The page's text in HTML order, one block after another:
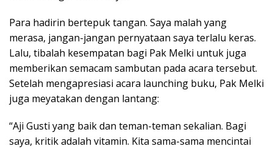
Para hadirin bertepuk tangan. Saya malah yang
merasa, jangan-jangan pernyataan saya terlalu keras.
Lalu, tibalah kesempatan bagi Pak Melki untuk juga
memberikan semacam sambutan pada acara tersebut.
Setelah mengapresiasi acara launching buku, Pak Melki
juga meyatakan dengan lantang:
“Aji Gusti yang baik dan teman-teman sekalian. Bagi
saya, kritik adalah vitamin. Kita sama-sama mencintai